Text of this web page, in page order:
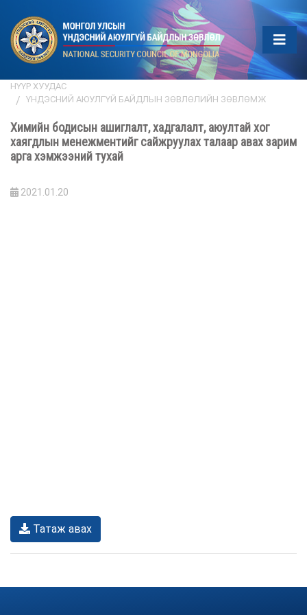
НҮҮР ХУУДАС
ҮНДЭСНИЙ АЮУЛГҮЙ БАЙДЛЫН ЗӨВЛӨЛИЙН ЗӨВЛӨМЖ
Химийн бодисын ашиглалт, хадгалалт, аюултай хог
хаягдлын менежментийг сайжруулах талаар авах зарим
арга хэмжээний тухай
2021.01.20
Татаж авах